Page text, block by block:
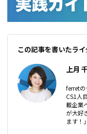
この記事を書いたライ
上月
ferret
CS1人
載企業
が大好
ます！」